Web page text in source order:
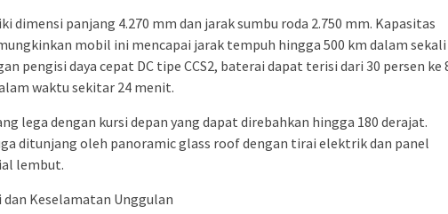
dimensi panjang 4.270 mm dan jarak sumbu roda 2.750 mm. Kapasitas
mobil ini mencapai jarak tempuh hingga 500 km dalam sekali
pengisi daya cepat DC tipe CCS2, baterai dapat terisi dari 30 persen ke
waktu sekitar 24 menit.
lega dengan kursi depan yang dapat direbahkan hingga 180 derajat.
ditunjang oleh panoramic glass roof dengan tirai elektrik dan panel
lembut.
Keselamatan Unggulan